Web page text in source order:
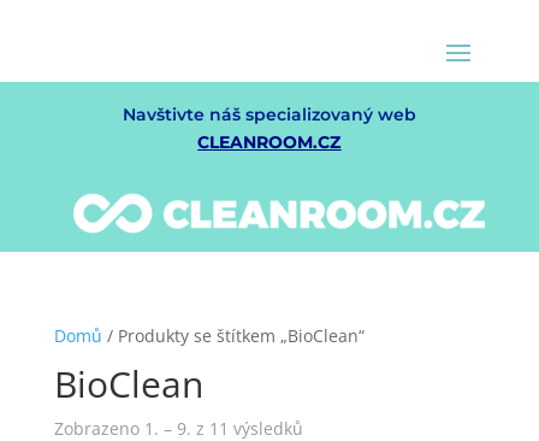
Navštivte náš specializovaný web
CLEANROOM.CZ
Domů / Produkty se štítkem „BioClean“
BioClean
Zobrazeno 1. – 9. z 11 výsledků